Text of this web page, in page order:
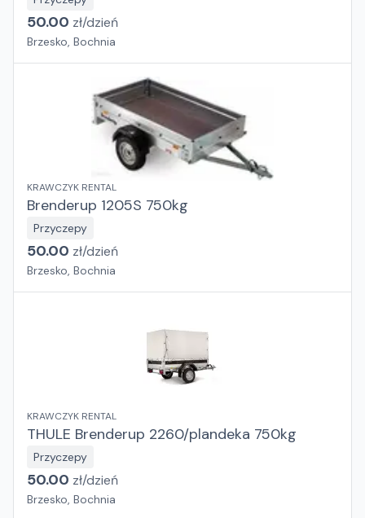
50.00 zł/dzień
Brzesko, Bochnia
KRAWCZYK RENTAL
Brenderup 1205S 750kg
Przyczepy
50.00 zł/dzień
Brzesko, Bochnia
KRAWCZYK RENTAL
THULE Brenderup 2260/plandeka 750kg
Przyczepy
50.00 zł/dzień
Brzesko, Bochnia